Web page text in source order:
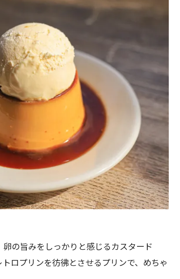
の旨みをしっかりと感じるカスタード
ロプリンを彷彿とさせるプリンで、めちゃ